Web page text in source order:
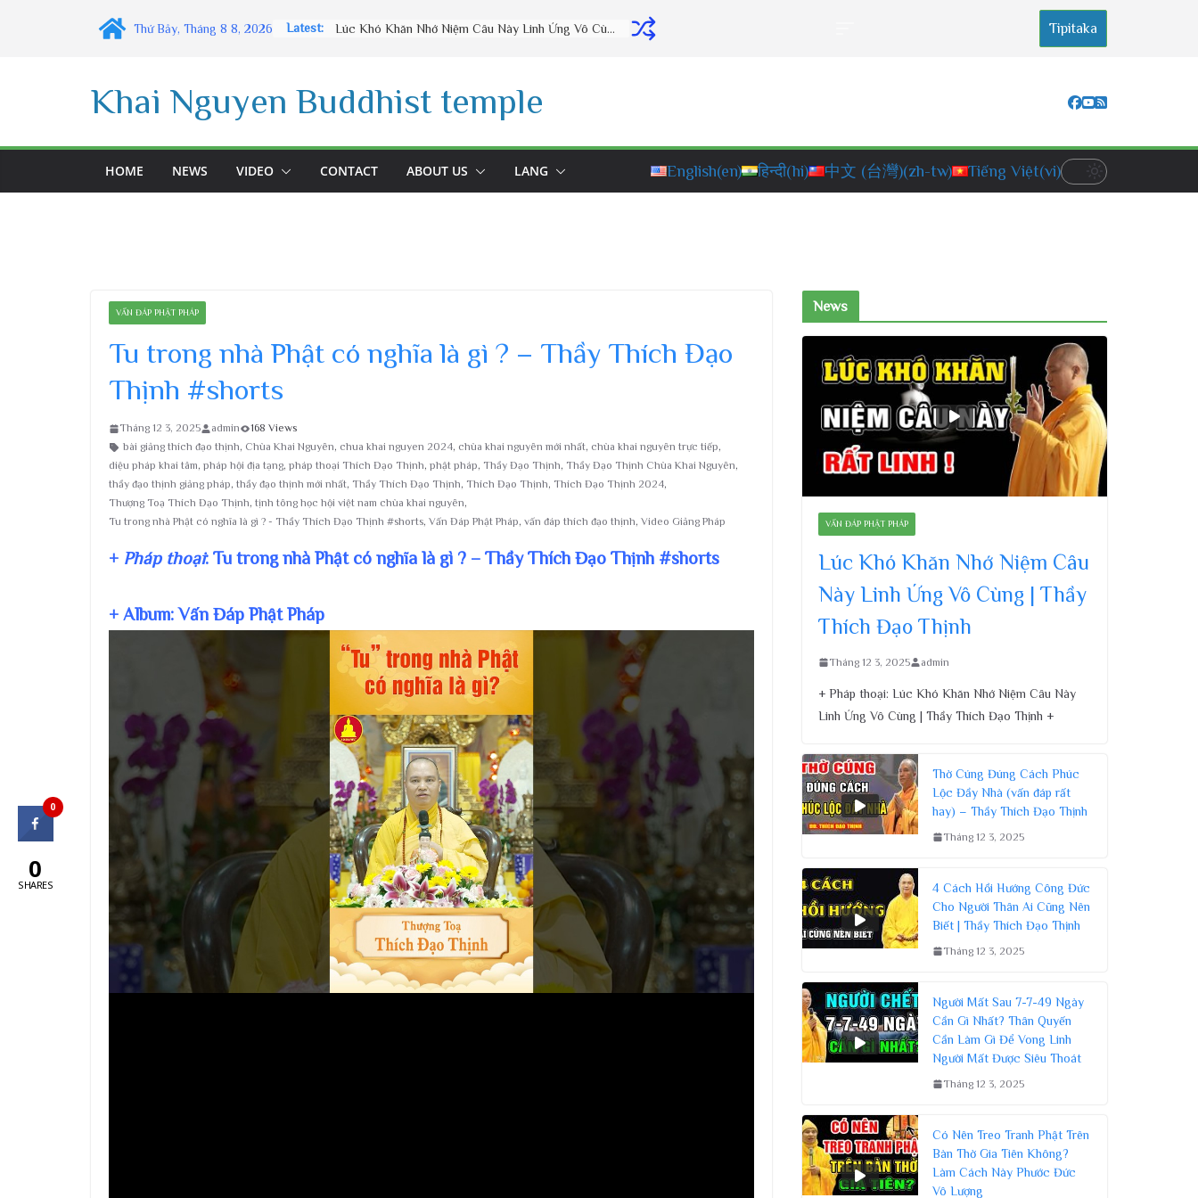
Thứ Bảy, Tháng 8 8, 2026 Latest: Thờ Cúng Đúng Cách Phúc Lộc Đầy Nhà (vấn đáp rất hay) – Thầy Thích Đạo Thịnh Tipitaka
Khai Nguyen Buddhist temple
HOME NEWS VIDEO CONTACT ABOUT US LANG English(en) हिन्दी(hi) 中文 (台灣)(zh-tw) Tiếng Việt(vi)
VẤN ĐÁP PHẬT PHÁP
Tu trong nhà Phật có nghĩa là gì ? – Thầy Thích Đạo
Thịnh #shorts
Tháng 12 3, 2025 admin
168 Views
bài giảng thích đạo thịnh, Chùa Khai Nguyên, chua khai nguyen 2024, chùa khai nguyên mới nhất, chùa khai nguyên trực tiếp,
diệu pháp khai tâm, pháp hội địa tạng, pháp thoại Thích Đạo Thịnh, phật pháp, Thầy Đạo Thịnh, Thầy Đạo Thịnh Chùa Khai Nguyên,
thầy đạo thịnh giảng pháp, thầy đạo thịnh mới nhất, Thầy Thích Đạo Thịnh, Thích Đạo Thịnh, Thích Đạo Thịnh 2024,
Thượng Toạ Thích Đạo Thịnh, tịnh tông học hội việt nam chùa khai nguyên,
Tu trong nhà Phật có nghĩa là gì ? - Thầy Thích Đạo Thịnh #shorts, Vấn Đáp Phật Pháp, vấn đáp thích đạo thịnh, Video Giảng Pháp
+ Pháp thoại: Tu trong nhà Phật có nghĩa là gì ? – Thầy Thích Đạo Thịnh #shorts
+ Album: Vấn Đáp Phật Pháp
News
VẤN ĐÁP PHẬT PHÁP
Lúc Khó Khăn Nhớ Niệm Câu
Này Linh Ứng Vô Cùng | Thầy
Thích Đạo Thịnh
Tháng 12 3, 2025 admin
+ Pháp thoại: Lúc Khó Khăn Nhớ Niệm Câu Này
Linh Ứng Vô Cùng | Thầy Thích Đạo Thịnh +
Thờ Cúng Đúng Cách Phúc
Lộc Đầy Nhà (vấn đáp rất
hay) – Thầy Thích Đạo Thịnh
Tháng 12 3, 2025
4 Cách Hồi Hướng Công Đức
Cho Người Thân Ai Cũng Nên
Biết | Thầy Thích Đạo Thịnh
Tháng 12 3, 2025
Người Mất Sau 7-7-49 Ngày
Cần Gì Nhất? Thân Quyến
Cần Làm Gì Để Vong Linh
Người Mất Được Siêu Thoát
Tháng 12 3, 2025
Có Nên Treo Tranh Phật Trên
Bàn Thờ Gia Tiên Không?
Làm Cách Này Phước Đức
Vô Lượng
0
0
SHARES